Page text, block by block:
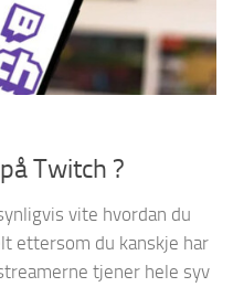
Twitch ?
vite hvordan du
ettersom du kanskje har
tjener hele syv